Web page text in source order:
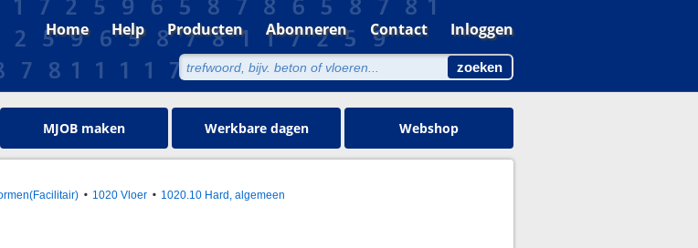
Home Help Producten Abonneren Contact Inloggen
MJOB maken Werkbare dagen Webshop
1020 Vloer 1020.10 Hard, algemeen